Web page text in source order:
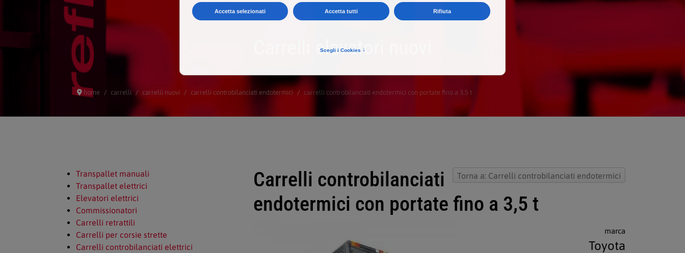
Carrelli elevatori nuovi
home carrelli carrelli nuovi carrelli controbilanciati endotermici carrelli controbilanciati endotermici con portate fino a 3,5 t
Transpallet manuali
Transpallet elettrici
Elevatori elettrici
Commissionatori
Carrelli retrattili
Carrelli per corsie strette
Carrelli controbilanciati elettrici
Torna a: Carrelli controbilanciati endotermici
Carrelli controbilanciati
endotermici con portate fino a 3,5 t
marca
Toyota